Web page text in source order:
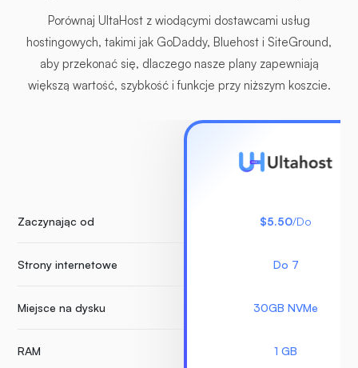
Porównaj UltaHost z wiodącymi dostawcami usług
hostingowych, takimi jak GoDaddy, Bluehost i SiteGround,
aby przekonać się, dlaczego nasze plany zapewniają
większą wartość, szybkość i funkcje przy niższym koszcie.
Zaczynając od
Strony internetowe
Miejsce na dysku
RAM
$5.50/Do
Do 7
30GB NVMe
1 GB